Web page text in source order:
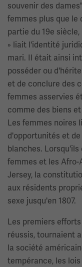
souvenir des
femmes plus que le
partie du 19e
» liait l'identité
mari. Il était ainsi
posséder ou
et de conclure des
femmes asservies
comme des biens
Les femmes noires
d'opportunités et
blanches.
femmes et les
Jersey, la
aux résidents
sexe jusqu'en 1807.
Les premiers
réussis, tournaient
la société
tempérance, les